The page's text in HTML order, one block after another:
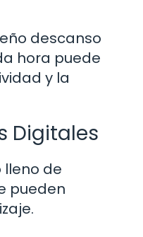
descanso
hora puede
y la
Digitales
lleno de
pueden